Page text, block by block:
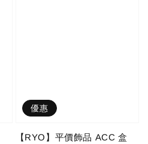
優惠
【RYO】平價飾品 ACC 盒